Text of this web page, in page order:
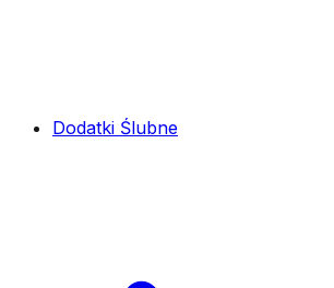
Dodatki Ślubne